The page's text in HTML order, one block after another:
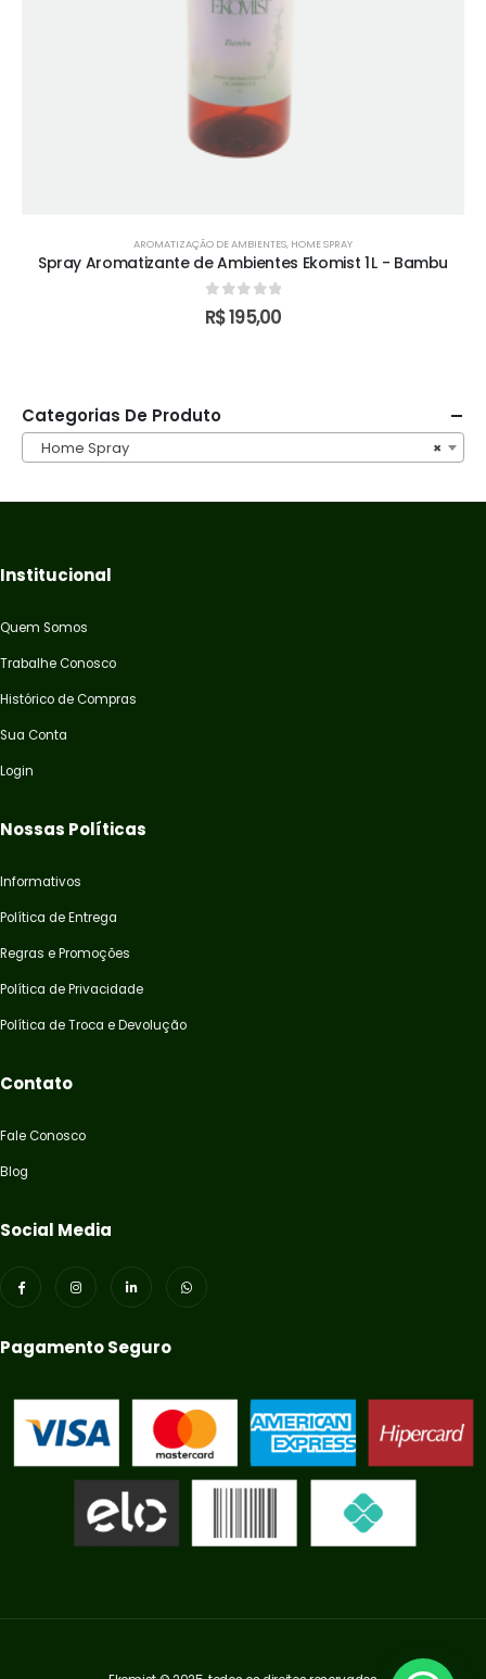
AROMATIZAÇÃO DE AMBIENTES, HOME SPRAY
Spray Aromatizante de Ambientes Ekomist 1 L - Bambu
0 out of 5
R$195,00
Categorias De Produto
×
Home Spray
Institucional
Quem Somos
Trabalhe Conosco
Histórico de Compras
Sua Conta
Login
Nossas Políticas
Informativos
Política de Entrega
Regras e Promoções
Política de Privacidade
Política de Troca e Devolução
Contato
Fale Conosco
Blog
Social Media
Pagamento Seguro